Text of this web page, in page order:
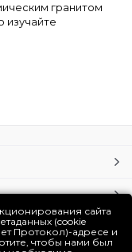
гранитом
изучайте
сайта
(cookie
Протокол)-адресе и
чтобы нами был